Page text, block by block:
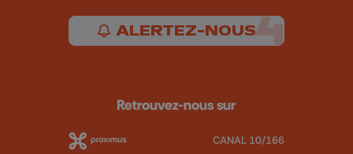
ALERTEZ-NOUS
Retrouvez-nous sur
CANAL 10/166